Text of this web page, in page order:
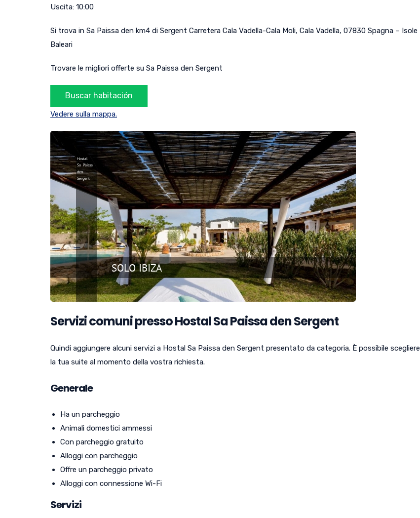
Uscita: 10:00
Si trova in Sa Paissa den km4 di Sergent Carretera Cala Vadella-Cala Moli, Cala Vadella, 07830 Spagna – Isole
Baleari
Trovare le migliori offerte su Sa Paissa den Sergent
Vedere sulla mappa.
Servizi comuni presso Hostal Sa Paissa den Sergent
Quindi aggiungere alcuni servizi a Hostal Sa Paissa den Sergent presentato da categoria. È possibile scegliere
la tua suite al momento della vostra richiesta.
Generale
Ha un parcheggio
Animali domestici ammessi
Con parcheggio gratuito
Alloggi con parcheggio
Offre un parcheggio privato
Alloggi con connessione Wi-Fi
Servizi